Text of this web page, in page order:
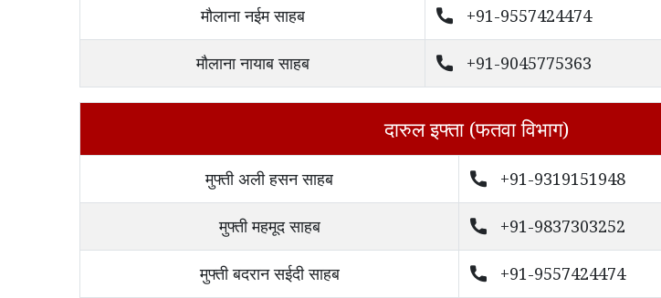
+91-9557424474
मौलाना नईम साहब
+91-9045775363
मौलाना नायाब साहब
दारुल इफ्ता (फतवा विभाग)
+91-9319151948
मुफ्ती अली हसन साहब
+91-9837303252
मुफ्ती महमूद साहब
+91-9557424474
मुफ्ती बदरान सईदी साहब